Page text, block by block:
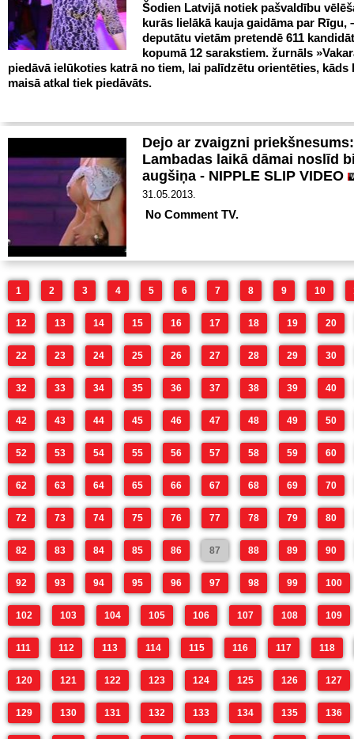
Šodien Latvijā notiek pašvaldību
kurās lielākā kauja gaidāma par Rīgu,
deputātu vietām pretendē 611
kopumā 12 sarakstiem. žurnāls
piedāvā ielūkoties katrā no tiem, lai palīdzētu orientēties, kāds
maisā atkal tiek piedāvāts.
Dejo ar zvaigzni priekšnesums:
Lambadas laikā dāmai noslīd
augšiņa - NIPPLE SLIP VIDEO
31.05.2013.
No Comment TV.
1 2 3 4 5 6 7 8 9 10
12 13 14 15 16 17 18 19 20
22 23 24 25 26 27 28 29 30
32 33 34 35 36 37 38 39 40
42 43 44 45 46 47 48 49 50
52 53 54 55 56 57 58 59 60
62 63 64 65 66 67 68 69 70
72 73 74 75 76 77 78 79 80
82 83 84 85 86 87 88 89 90
92 93 94 95 96 97 98 99 100
102 103 104 105 106 107 108 109
111 112 113 114 115 116 117 118
120 121 122 123 124 125 126 127
129 130 131 132 133 134 135 136